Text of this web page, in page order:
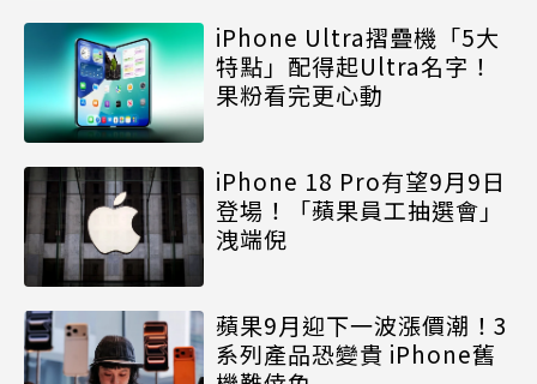
iPhone Ultra摺疊機「5大
特點」配得起Ultra名字！
果粉看完更心動
iPhone 18 Pro有望9月9日
登場！「蘋果員工抽選會」
洩端倪
蘋果9月迎下一波漲價潮！3
系列產品恐變貴 iPhone舊